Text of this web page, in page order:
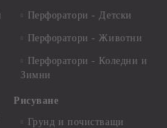
Перфоратори - Детски
Перфоратори - Животни
Перфоратори - Коледни и
Зимни
Рисуване
Грунд и почистващи